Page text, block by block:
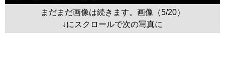
まだまだ画像は続きます。画像（5/20）
↓にスクロールで次の写真に